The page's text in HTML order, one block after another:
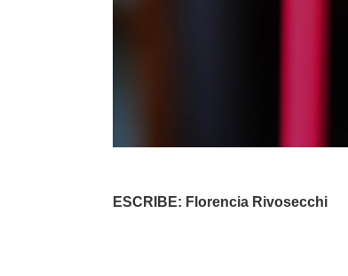
ESCRIBE: Florencia Rivosecchi